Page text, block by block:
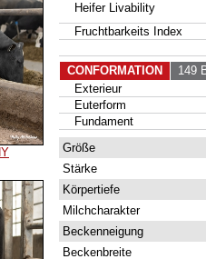
Heifer Livability
Fruchtbarkeits Index
CONFORMATION
149
Exterieur
Euterform
Fundament
Größe
Stärke
Körpertiefe
Milchcharakter
Beckenneigung
Beckenbreite